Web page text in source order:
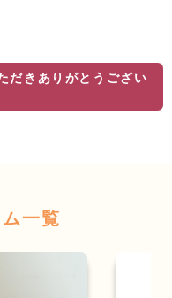
だきありがとうござい
ム一覧